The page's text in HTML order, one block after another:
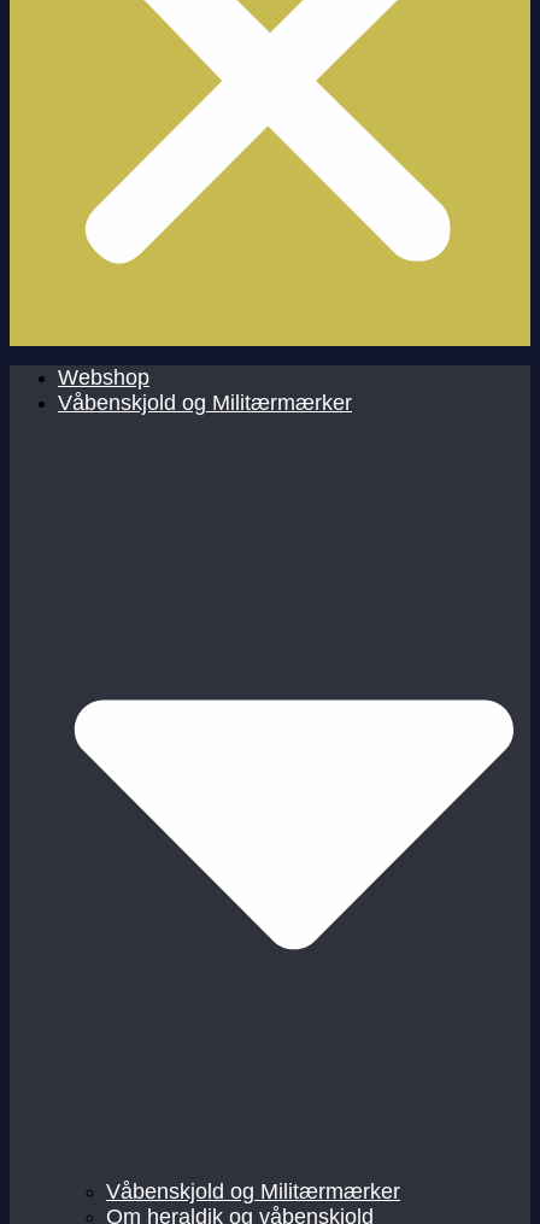
Webshop
Våbenskjold og Militærmærker
Våbenskjold og Militærmærker
Om heraldik og våbenskjold